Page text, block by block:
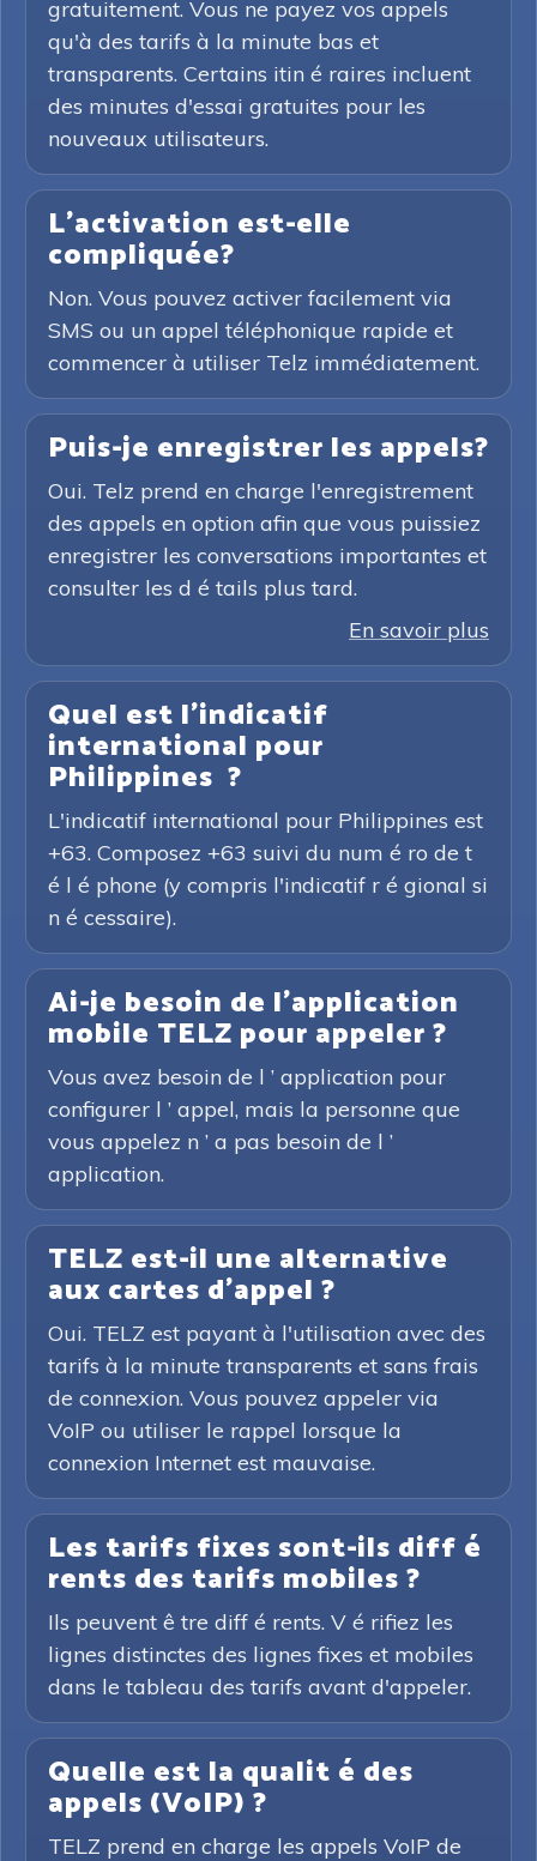
gratuitement. Vous ne payez vos appels
qu'à des tarifs à la minute bas et
transparents. Certains itin é raires incluent
des minutes d'essai gratuites pour les
nouveaux utilisateurs.
L'activation est-elle
compliquée?
Non. Vous pouvez activer facilement via
SMS ou un appel téléphonique rapide et
commencer à utiliser Telz immédiatement.
Puis-je enregistrer les appels?
Oui. Telz prend en charge l'enregistrement
des appels en option afin que vous puissiez
enregistrer les conversations importantes et
consulter les d é tails plus tard.
En savoir plus
Quel est l'indicatif
international pour
Philippines ?
L'indicatif international pour Philippines est
+63. Composez +63 suivi du num é ro de t
é l é phone (y compris l'indicatif r é gional si
n é cessaire).
Ai-je besoin de l'application
mobile TELZ pour appeler ?
Vous avez besoin de l ’ application pour
configurer l ’ appel, mais la personne que
vous appelez n ’ a pas besoin de l ’
application.
TELZ est-il une alternative
aux cartes d'appel ?
Oui. TELZ est payant à l'utilisation avec des
tarifs à la minute transparents et sans frais
de connexion. Vous pouvez appeler via
VoIP ou utiliser le rappel lorsque la
connexion Internet est mauvaise.
Les tarifs fixes sont-ils diff é
rents des tarifs mobiles ?
Ils peuvent ê tre diff é rents. V é rifiez les
lignes distinctes des lignes fixes et mobiles
dans le tableau des tarifs avant d'appeler.
Quelle est la qualit é des
appels (VoIP) ?
TELZ prend en charge les appels VoIP de